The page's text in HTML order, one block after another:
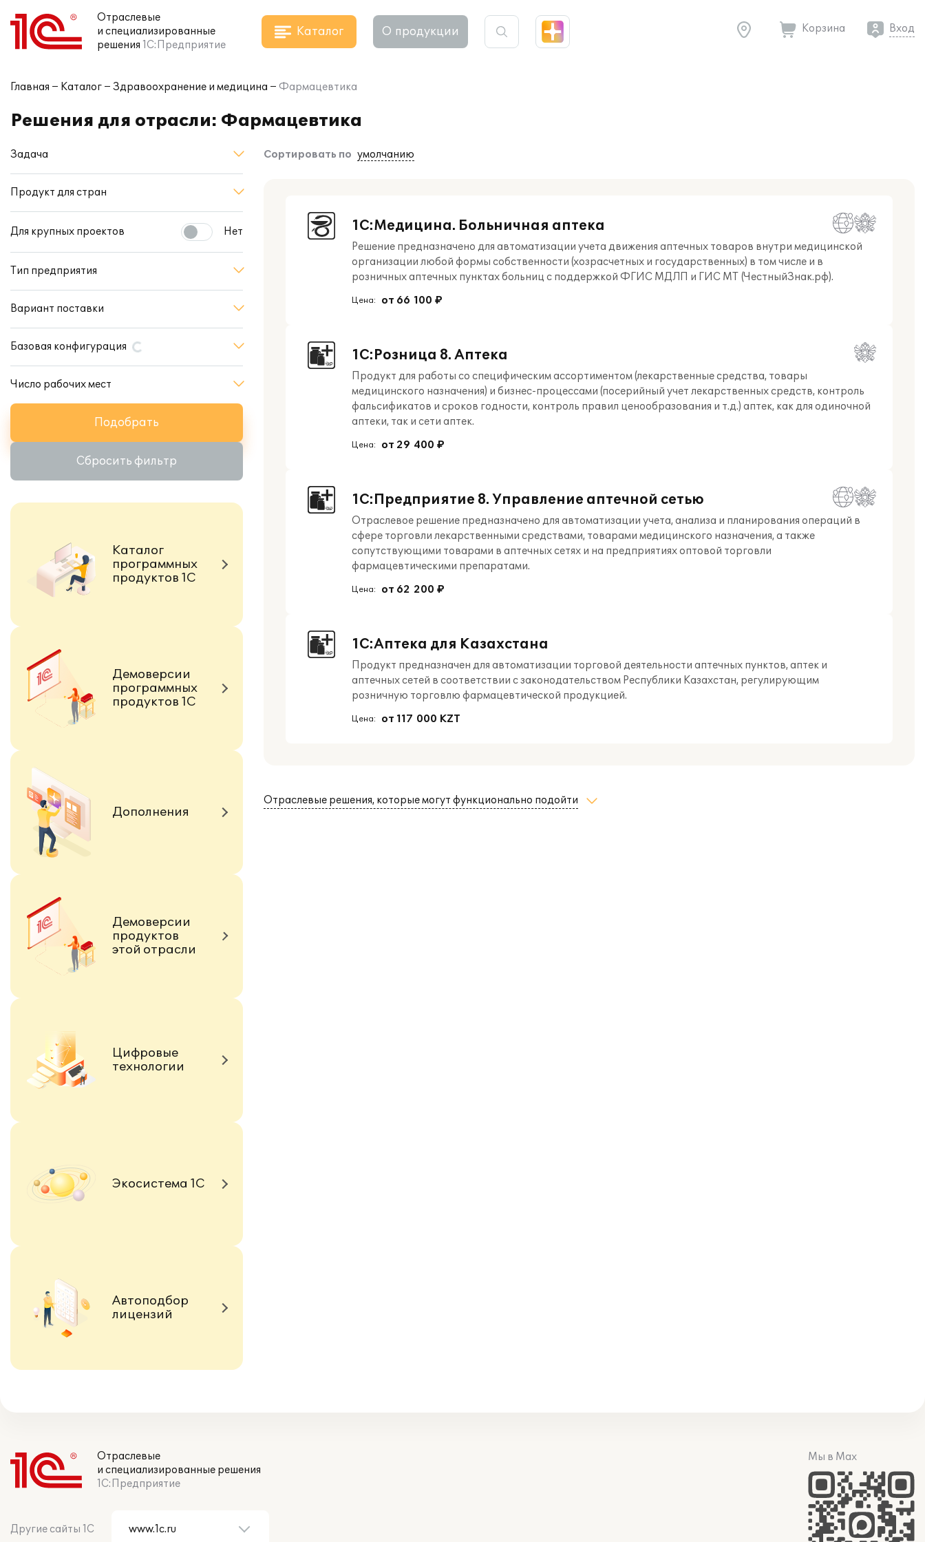
Отраслевые
и специализированные
решения 1С:Предприятие
Каталог О продукции Корзина Вход
Главная Каталог Здравоохранение и медицина Фармацевтика
Решения для отрасли: Фармацевтика
Сортировать по умолчанию
1С:Медицина. Больничная аптека
Решение предназначено для автоматизации учета движения аптечных товаров внутри медицинской
организации любой формы собственности (хозрасчетных и государственных) в том числе и в
розничных аптечных пунктах больниц с поддержкой ФГИС МДЛП и ГИС МТ (ЧестныйЗнак.рф).
Цена: от 66 100 ₽
1С:Розница 8. Аптека
Продукт для работы со специфическим ассортиментом (лекарственные средства, товары
медицинского назначения) и бизнес-процессами (посерийный учет лекарственных средств, контроль
фальсификатов и сроков годности, контроль правил ценообразования и т.д.) аптек, как для одиночной
аптеки, так и сети аптек.
Цена: от 29 400 ₽
1С:Предприятие 8. Управление аптечной сетью
Отраслевое решение предназначено для автоматизации учета, анализа и планирования операций в
сфере торговли лекарственными средствами, товарами медицинского назначения, а также
сопутствующими товарами в аптечных сетях и на предприятиях оптовой торговли
фармацевтическими препаратами.
Цена: от 62 200 ₽
1С:Аптека для Казахстана
Продукт предназначен для автоматизации торговой деятельности аптечных пунктов, аптек и
аптечных сетей в соответствии с законодательством Республики Казахстан, регулирующим
розничную торговлю фармацевтической продукцией.
Цена: от 117 000 KZT
Отраслевые решения, которые могут функционально подойти
Задача
Продукт для стран
Для крупных проектов Нет
Тип предприятия
Вариант поставки
Базовая конфигурация
Число рабочих мест
Подобрать
Сбросить фильтр
Каталог
программных
продуктов 1С
Демоверсии
программных
продуктов 1С
Дополнения
Демоверсии
продуктов
этой отрасли
Цифровые
технологии
Экосистема 1С
Автоподбор
лицензий
Отраслевые
и специализированные решения
1С:Предприятие
Другие сайты 1С
Мы в Max